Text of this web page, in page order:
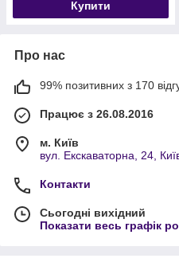
Купити
Про нас
99% позитивних з 170
Працює з 26.08.2016
м. Київ
вул. Екскаваторна, 24,
Контакти
Сьогодні вихідний
Показати весь графік